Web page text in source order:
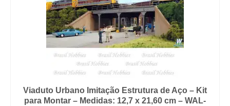
Viaduto Urbano Imitação Estrutura de Aço – Kit
para Montar – Medidas: 12,7 x 21,60 cm – WAL-